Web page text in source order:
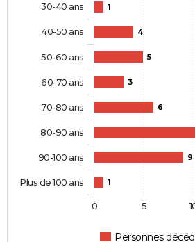
1
4
5
3
6
9
1
Personnes
30-40 ans
40-50 ans
50-60 ans
60-70 ans
70-80 ans
80-90 ans
90-100 ans
Plus de 100 ans
0 5